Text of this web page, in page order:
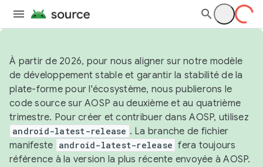
À partir de 2026, pour nous aligner sur notre modèle
de développement stable et garantir la stabilité de la
plate-forme pour l'écosystème, nous publierons le
code source sur AOSP au deuxième et au quatrième
trimestre. Pour créer et contribuer dans AOSP, utilisez
android-latest-release . La branche de fichier
manifeste android-latest-release fera toujours
référence à la version la plus récente envoyée à AOSP.